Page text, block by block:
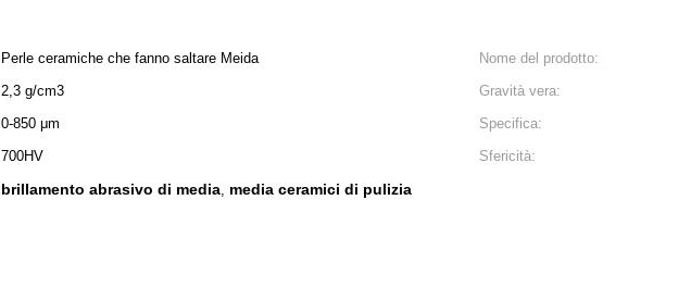
Perle ceramiche che fanno saltare Meida Nome del prodotto:
2,3 g/cm3 Gravità vera:
0-850 μm Specifica:
700HV Sfericità:
brillamento abrasivo di media, media ceramici di pulizia